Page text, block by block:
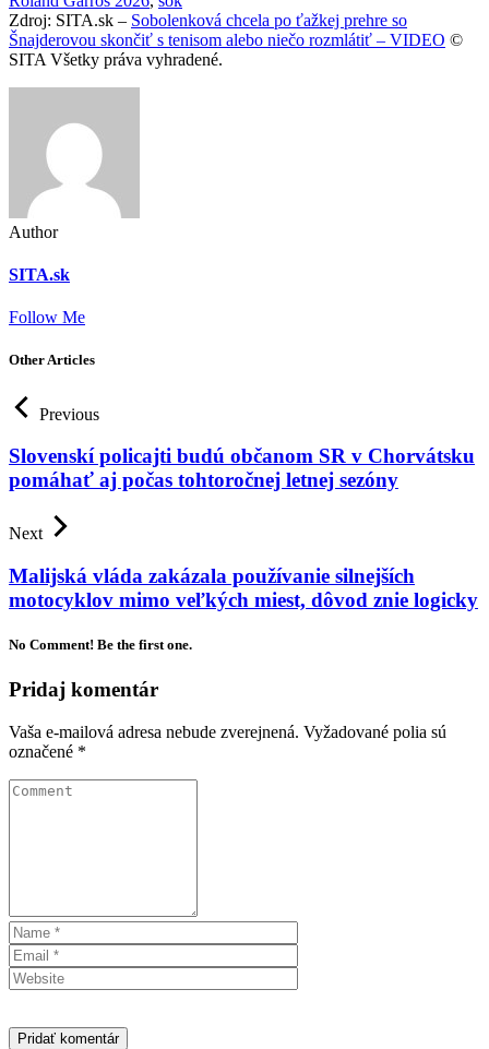
Zdroj: SITA.sk – Sobolenková chcela po ťažkej prehre so
Šnajderovou skončiť s tenisom alebo niečo rozmlátiť – VIDEO ©
SITA Všetky práva vyhradené.
Author
SITA.sk
Follow Me
Other Articles
Previous
Slovenskí policajti budú občanom SR v Chorvátsku
pomáhať aj počas tohtoročnej letnej sezóny
Next
Malijská vláda zakázala používanie silnejších
motocyklov mimo veľkých miest, dôvod znie logicky
No Comment! Be the first one.
Pridaj komentár
Vaša e-mailová adresa nebude zverejnená. Vyžadované polia sú
označené *